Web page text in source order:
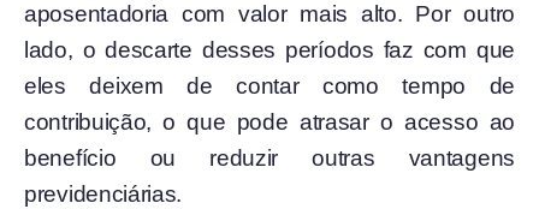
aposentadoria com valor mais alto. Por outro
lado, o descarte desses períodos faz com que
eles deixem de contar como tempo de
contribuição, o que pode atrasar o acesso ao
benefício ou reduzir outras vantagens
previdenciárias.